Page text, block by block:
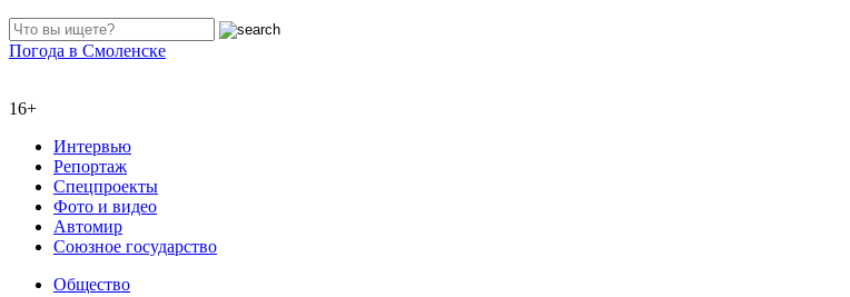
Погода в Смоленске
16+
Интервью
Репортаж
Спецпроекты
Фото и видео
Автомир
Союзное государство
Общество